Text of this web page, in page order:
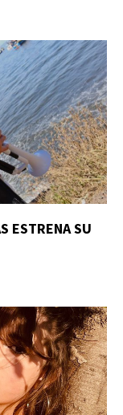
ESTRENA SU